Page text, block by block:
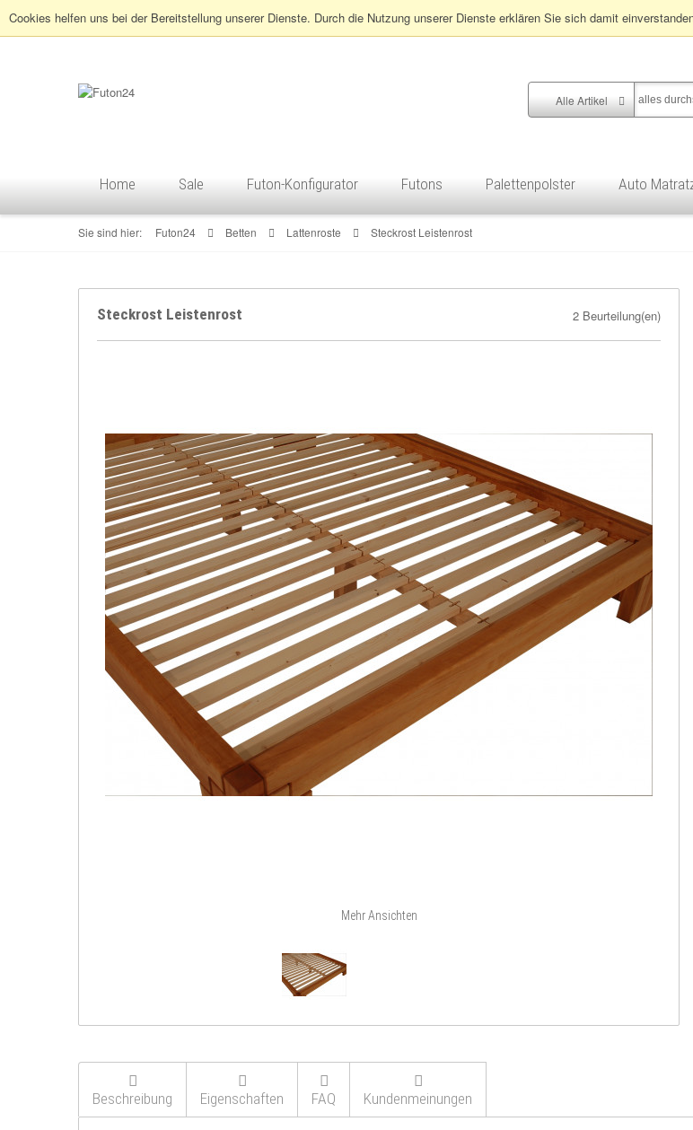
Cookies helfen uns bei der Bereitstellung unserer Dienste. Durch die Nutzung unserer Dienste erklären Sie sich damit
Alle Artikel
Home Sale Futon-Konfigurator Futons Palettenpolster Auto
Sie sind hier: Futon24 Betten Lattenroste Steckrost Leistenrost
Steckrost Leistenrost 2 Beurteilung(en)
Mehr Ansichten
Beschreibung Eigenschaften FAQ Kundenmeinungen